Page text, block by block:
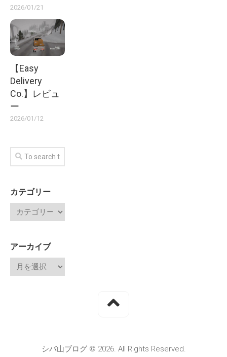
2026/01/21
【Easy
Delivery
Co.】レビュ
ー
2026/01/12
カテゴリー
アーカイブ
シバ山ブログ © 2026. All Rights Reserved.